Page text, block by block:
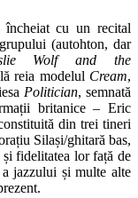
încheiat cu un recital
(autohton, dar
Wolf and the
reia modelul Cream,
Politician, semnată
britanice – Eric
din trei tineri
Silași/ghitară bas,
fidelitatea lor față de
jazzului și multe alte